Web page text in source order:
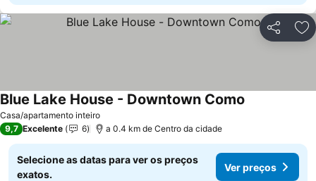
Partilhar
Casa/apartamento inteiro
Blue Lake House - Downtown Como
9,7 Excelente 6 a 0.4 km de Centro da cidade
Selecione as datas para ver os preços
exatos.
Ver preços